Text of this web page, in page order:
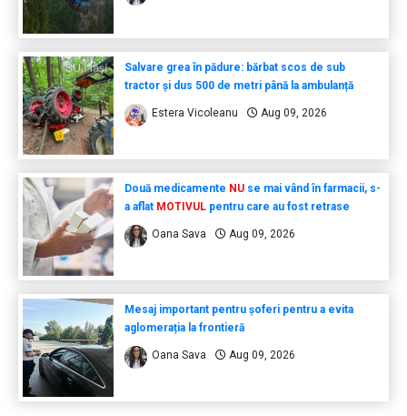
Salvare grea în pădure: bărbat scos de sub
tractor și dus 500 de metri până la ambulanță
Estera Vicoleanu Aug 09, 2026
Două medicamente NUse mai vând în farmacii, s-
a aflat MOTIVULpentru care au fost retrase
Oana Sava Aug 09, 2026
Mesaj important pentru șoferi pentru a evita
aglomerația la frontieră
Oana Sava Aug 09, 2026